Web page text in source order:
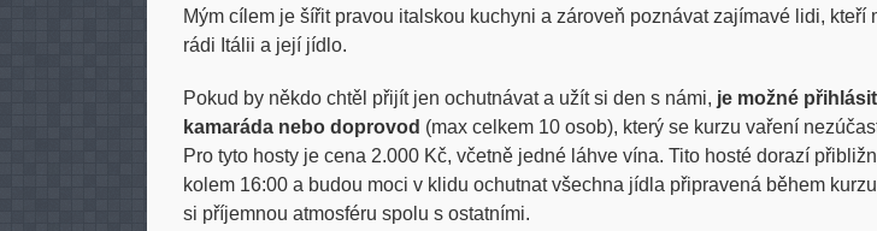
Mým cílem je šířit pravou italskou kuchyni a zároveň poznávat zajímavé lidi, kteří
rádi Itálii a její jídlo.
Pokud by někdo chtěl přijít jen ochutnávat a užít si den s námi, je možné
kamaráda nebo doprovod (max celkem 10 osob), který se kurzu vaření
Pro tyto hosty je cena 2.000 Kč, včetně jedné láhve vína. Tito hosté dorazí
kolem 16:00 a budou moci v klidu ochutnat všechna jídla připravená během
si příjemnou atmosféru spolu s ostatními.